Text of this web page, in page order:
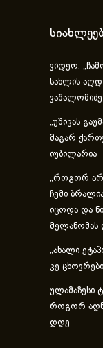
ვიდეო:
სახლის
ვაშალომიძე
„უშიკას
მაგარ
იუბილარია
„როგორ არ
ჩემი
იცოდა და
მელანომას
„ახა­ლი
კე
ულამაზესი
როგორ
დღე